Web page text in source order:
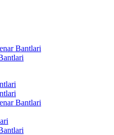
Bantlari
Bantlari